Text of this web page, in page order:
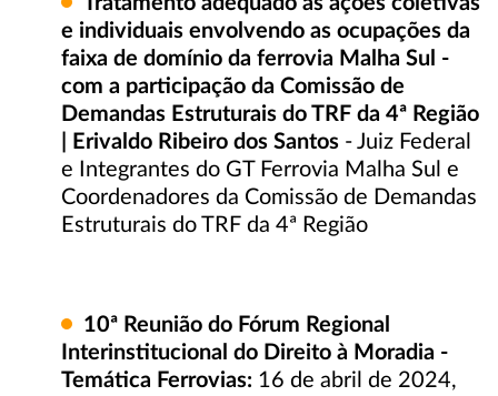
e individuais envolvendo as ocupações da
faixa de domínio da ferrovia Malha Sul -
com a participação da Comissão de
Demandas Estruturais do TRF da 4ª Região
| Erivaldo Ribeiro dos Santos - Juiz Federal
e Integrantes do GT Ferrovia Malha Sul e
Coordenadores da Comissão de Demandas
Estruturais do TRF da 4ª Região
10ª Reunião do Fórum Regional
Interinstitucional do Direito à Moradia -
Temática Ferrovias: 16 de abril de 2024,